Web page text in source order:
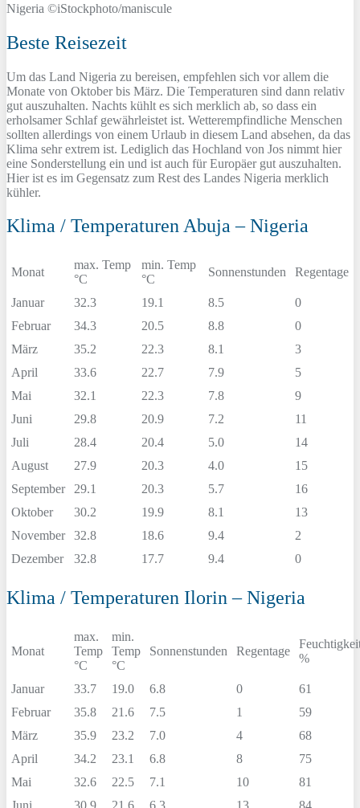
Nigeria ©iStockphoto/maniscule
Beste Reisezeit
Um das Land Nigeria zu bereisen, empfehlen sich vor allem die
Monate von Oktober bis März. Die Temperaturen sind dann relativ
gut auszuhalten. Nachts kühlt es sich merklich ab, so dass ein
erholsamer Schlaf gewährleistet ist. Wetterempfindliche Menschen
sollten allerdings von einem Urlaub in diesem Land absehen, da das
Klima sehr extrem ist. Lediglich das Hochland von Jos nimmt hier
eine Sonderstellung ein und ist auch für Europäer gut auszuhalten.
Hier ist es im Gegensatz zum Rest des Landes Nigeria merklich
kühler.
Klima / Temperaturen Abuja – Nigeria
Monat
max. Temp
°C
min. Temp
°C
Sonnenstunden Regentage
Januar 32.3 19.1 8.5
0
Februar
34.3 20.5 8.8
0
März
35.2 22.3 8.1
3
April
33.6 22.7 7.9
5
Mai
32.1 22.3 7.8
9
Juni
29.8 20.9 7.2
11
Juli
28.4 20.4 5.0
14
August
27.9 20.3 4.0
15
September
29.1 20.3 5.7
16
Oktober
30.2 19.9 8.1
13
November
32.8 18.6 9.4
2
Dezember
32.8 17.7 9.4 0
Klima / Temperaturen Ilorin – Nigeria
Monat
max.
Temp
°C
min.
Temp
°C
Sonnenstunden Regentage
%
Januar 33.7 19.0 6.8 0
61
Februar
35.8 21.6 7.5 1
59
März
35.9 23.2 7.0 4
68
April
34.2 23.1 6.8 8
75
Mai
32.6 22.5 7.1 10
81